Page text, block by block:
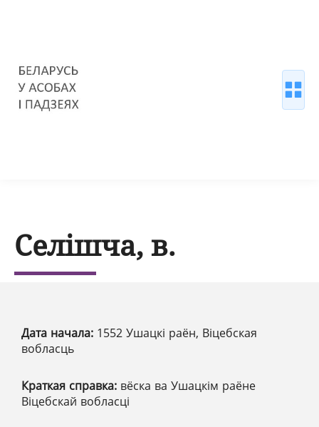
Селішча, в.
Дата начала: 1552 Ушацкі раён, Віцебская
вобласць
Краткая справка: вёска ва Ушацкім раёне
Віцебскай вобласці